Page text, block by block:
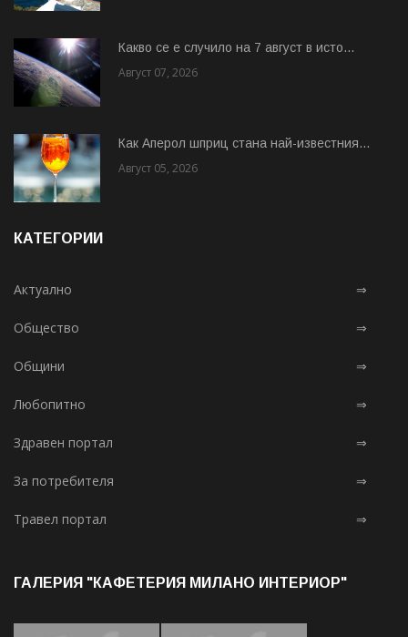
Какво се е случило на 7 август в исто...
Август 07, 2026
Как Аперол шприц стана най-известния...
Август 05, 2026
КАТЕГОРИИ
Актуално ⇒
Общество ⇒
Общини ⇒
Любопитно ⇒
Здравен портал ⇒
За потребителя ⇒
Травел портал ⇒
ГАЛЕРИЯ "КАФЕТЕРИЯ МИЛАНО ИНТЕРИОР"